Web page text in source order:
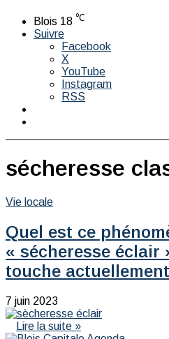
Blois 18 ℃
Suivre
Facebook
X
YouTube
Instagram
RSS
sécheresse
Vie locale
Quel est ce
« sécheresse éclair
touche
7 juin 2023
Lire la suite »